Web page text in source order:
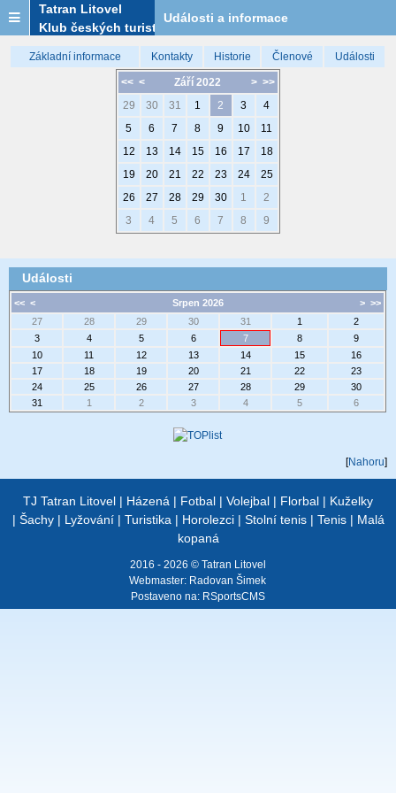
Tatran Litovel
Klub českých turistů
Události a informace
Základní informace Kontakty Historie Členové Události
<< < > >>
Září 2022
29
30 31 1 2 3
4
5
6 7 8 9 10
11
12
13 14 15 16 17
18
19
20 21 22 23 24
25
26
27 28 29 30 1
2
3
4 5 6 7 8 9
Události
<< < > >>
Srpen 2026
27
28 29 30 31 1
2
3
4 5 6 7 8
9
10
11 12 13 14 15
16
17
18 19 20 21 22
23
24
25 26 27 28 29
30
31
1 2 3 4 5 6
[Nahoru]
TJ Tatran Litovel | Házená | Fotbal | Volejbal | Florbal | Kuželky
| Šachy| Lyžování| Turistika | Horolezci| Stolní tenis| Tenis| Malá
kopaná
2016 - 2026 © Tatran Litovel
Webmaster: Radovan Šimek
Postaveno na: RSportsCMS